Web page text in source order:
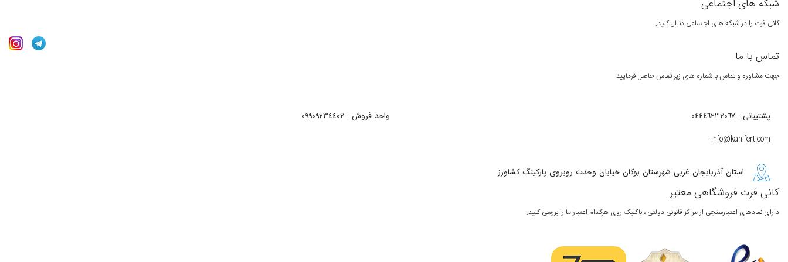
شبکه های اجتماعی
کانی فرت را در شبکه های اجتماعی دنبال کنید.
تماس با ما
جهت مشاوره و تماس با شماره های زیر تماس حاصل فرمایید.
پشتیبانی : 04446232067 واحد فروش : 09909234402
info@kanifert.com
استان آذربایجان غربی شهرستان بوکان خیابان وحدت روبروی پارکینگ کشاورز
کانی فرت فروشگاهی معتبر
دارای نمادهای اعتبارسنجی از مراکز قانونی دولتی ، باکلیک روی هرکدام اعتبار ما را بررسی کنید.